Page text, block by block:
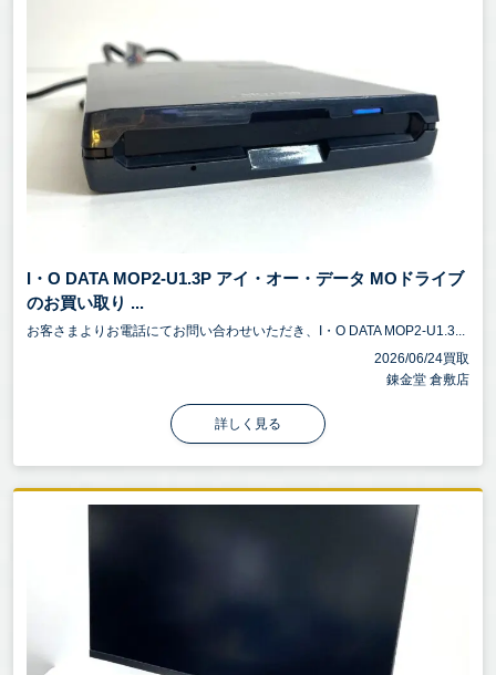
I・O DATA MOP2-U1.3P アイ・オー・データ MOドライブ
のお買い取り ...
お客さまよりお電話にてお問い合わせいただき、I・O DATA MOP2-U1.3...
2026/06/24買取
錬金堂 倉敷店
詳しく見る